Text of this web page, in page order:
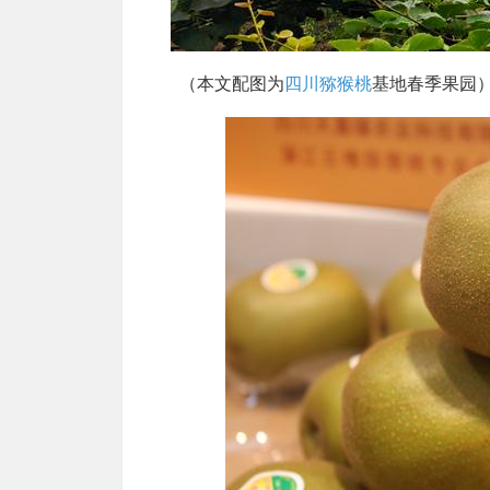
（本文配图为 四川猕猴桃基地春季果园